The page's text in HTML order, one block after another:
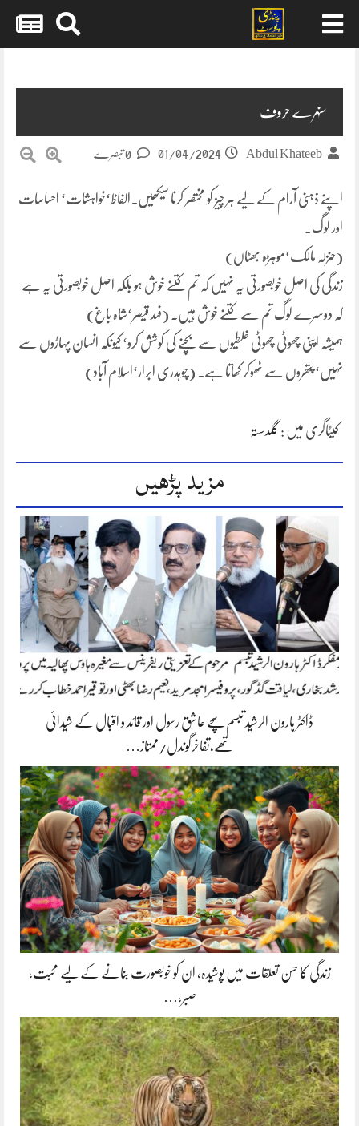
سنہرے حروف
Abdul Khateeb
01/04/2024
اپنے ذہنی آرام کے لیے ہر چیز کو مختصر کرنا سیکھیں۔الفاظ‘خواہشات‘ احساسات
اور لوگ۔
(حنزلہ مالک‘موہڑہ بھٹاں)
زندگی کی اصل خوبصورتی یہ نہیں کہ تم کتنے خوش ہو بلکہ اصل خوبصورتی یہ ہے
کہ دوسرے لوگ تم سے کتنے خوش ہیں۔ (فہد قیصر‘شاہ باغ)
ہمیشہ اپنی چھوٹی چھوٹی غلطیوں سے بچنے کی کوشش کرو‘ کیونکہ انسان پہاڑوں سے
نہیں‘ پتھروں سے ٹھوکر کھاتا ہے۔ (چوہدری ابرار‘اسلام آباد)
کیٹاگری میں : گلدستہ
مزید پڑھیں
ڈاکٹر ہارون الرشید تبسم سچے عاشق رسول اور قائد و اقبال کے شیدائی
تھے،تفاخرگوندل/ممتاز…
زندگی کا حسن تعلقات میں پوشیدہ, ان کو خوبصورت بنانے کے لیے محبت،
صبر،…